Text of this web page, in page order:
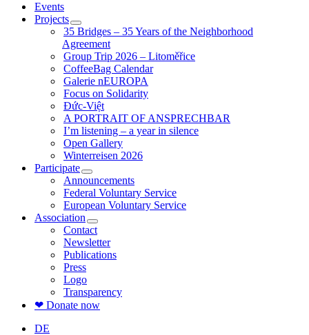
Events
Projects
35 Bridges – 35 Years of the Neighborhood
Agreement
Group Trip 2026 – Litoměřice
CoffeeBag Calendar
Galerie nEUROPA
Focus on Solidarity
Đức-Việt
A PORTRAIT OF ANSPRECHBAR
I’m listening – a year in silence
Open Gallery
Winterreisen 2026
Participate
Announcements
Federal Voluntary Service
European Voluntary Service
Association
Contact
Newsletter
Publications
Press
Logo
Transparency
❤ Donate now
DE